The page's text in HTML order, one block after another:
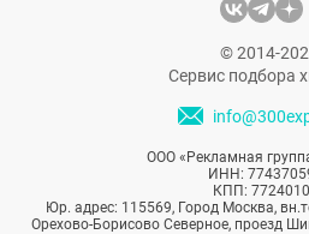
© 2014-
Сервис подбора
ООО «Рекламная
ИНН:
КПП:
Юр. адрес: 115569, Город Москва,
Орехово-Борисово Северное, проезд